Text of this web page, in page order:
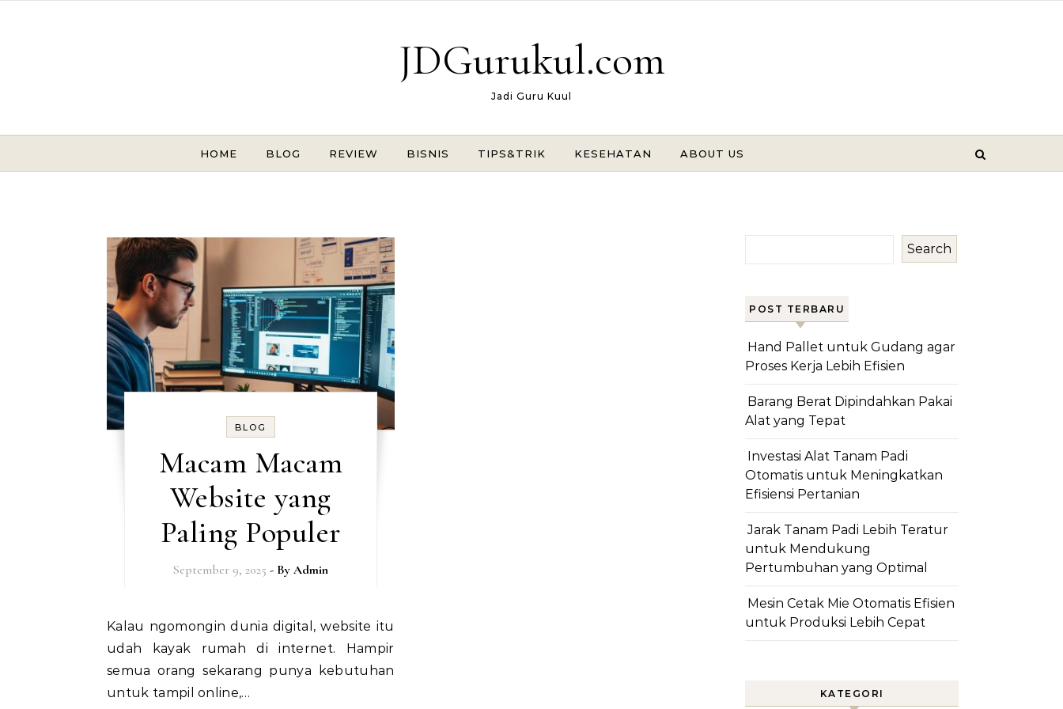
JDGurukul.com
Jadi Guru Kuul
HOME BLOG REVIEW BISNIS TIPS&TRIK KESEHATAN ABOUT US
BLOG
Macam Macam
Website yang
Paling Populer
September 9, 2025 - By Admin
Kalau ngomongin dunia digital, website itu
udah kayak rumah di internet. Hampir
semua orang sekarang punya kebutuhan
untuk tampil online,…
Search
POST TERBARU
Hand Pallet untuk Gudang agar
Proses Kerja Lebih Efisien
Barang Berat Dipindahkan Pakai
Alat yang Tepat
Investasi Alat Tanam Padi
Otomatis untuk Meningkatkan
Efisiensi Pertanian
Jarak Tanam Padi Lebih Teratur
untuk Mendukung
Pertumbuhan yang Optimal
Mesin Cetak Mie Otomatis Efisien
untuk Produksi Lebih Cepat
KATEGORI